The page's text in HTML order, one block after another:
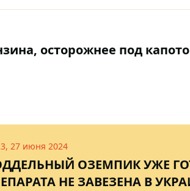
осторожнее под
27 июня 2024
ОЗЕМПИК УЖЕ
НЕ ЗАВЕЗЕНА В